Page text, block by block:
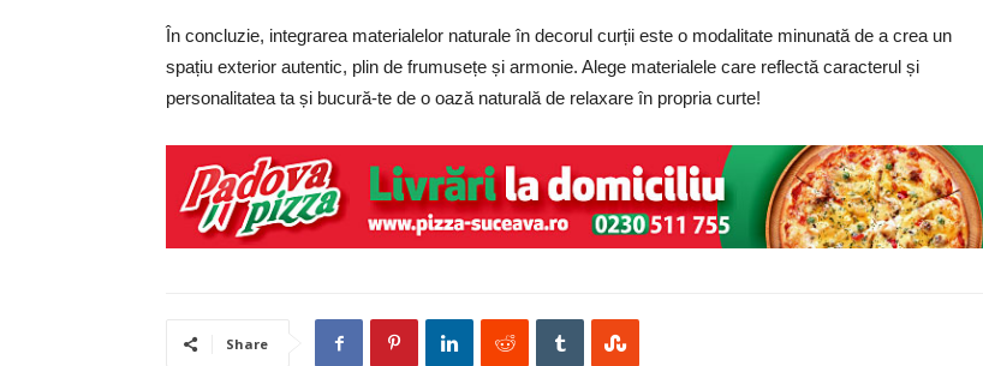
În concluzie, integrarea materialelor naturale în decorul curții este o modalitate minunată de a crea un
spațiu exterior autentic, plin de frumusețe și armonie. Alege materialele care reflectă caracterul și
personalitatea ta și bucură-te de o oază naturală de relaxare în propria curte!
Share